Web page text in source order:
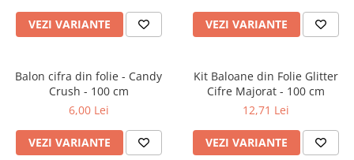
Eucalipt
Flori de camp
Cala
Iasomie
Narcise
Wisteria
Cake topper
Tun Confetti
Petrecere fetite
Petrecere Baieti
Petrecere Adulti
VEZI VARIANTE VEZI VARIANTE
Balon cifra din folie - Candy
Crush - 100 cm
6,00 Lei
VEZI VARIANTE
Kit Baloane din Folie Glitter
Cifre Majorat - 100 cm
12,71 Lei
VEZI VARIANTE